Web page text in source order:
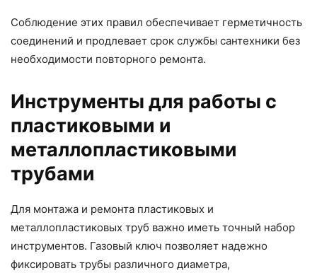
Соблюдение этих правил обеспечивает герметичность
соединений и продлевает срок службы сантехники без
необходимости повторного ремонта.
Инструменты для работы с
пластиковыми и
металлопластиковыми
трубами
Для монтажа и ремонта пластиковых и
металлопластиковых труб важно иметь точный набор
инструментов. Газовый ключ позволяет надежно
фиксировать трубы различного диаметра,